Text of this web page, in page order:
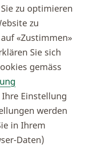
zu optimieren
zu
«Zustimmen»
Sie sich
gemäss
Einstellung
werden
in Ihrem
Daten)